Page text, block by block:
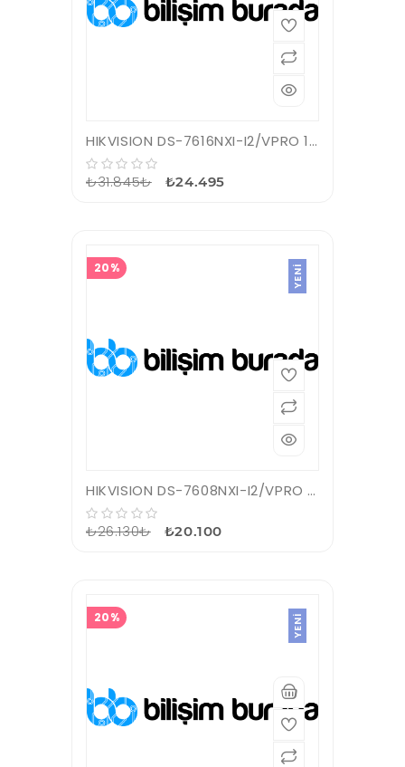
HIKVISION DS-7616NXI-I2/VPRO 16 KANAL VGA/HDMI 4K NVR KAYIT CİHAZI
₺31.845₺ ₺24.495
20% YENI
HIKVISION DS-7608NXI-I2/VPRO 8 KANAL VGA/HDMI 4K NVR KAYIT CİHAZI
₺26.130₺ ₺20.100
20% YENI